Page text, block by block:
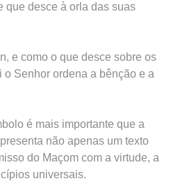
que desce à orla das suas
e como o que desce sobre os
Senhor ordena a bênção e a
é mais importante que a
não apenas um texto
do Maçom com a virtude, a
universais.